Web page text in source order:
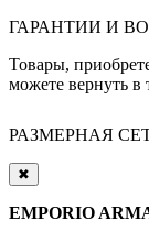
ГАРАНТИИ И
Товары,
можете вернуть в
РАЗМЕРНАЯ
✖
EMPORIO